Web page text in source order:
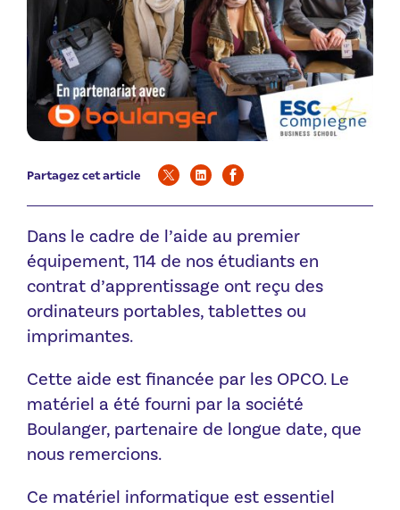
Partagez cet article
Dans le cadre de l’aide au premier
équipement, 114 de nos étudiants en
contrat d’apprentissage ont reçu des
ordinateurs portables, tablettes ou
imprimantes.
Cette aide est financée par les OPCO. Le
matériel a été fourni par la société
Boulanger, partenaire de longue date, que
nous remercions.
Ce matériel informatique est essentiel